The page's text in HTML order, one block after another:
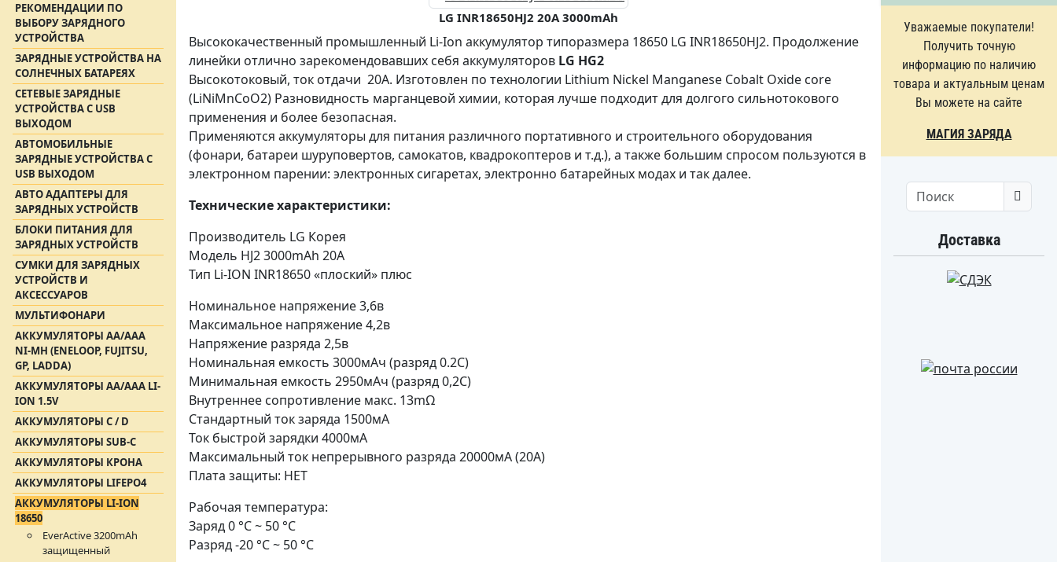
РЕКОМЕНДАЦИИ ПО
ВЫБОРУ ЗАРЯДНОГО
УСТРОЙСТВА
ЗАРЯДНЫЕ УСТРОЙСТВА НА
СОЛНЕЧНЫХ БАТАРЕЯХ
СЕТЕВЫЕ ЗАРЯДНЫЕ
УСТРОЙСТВА С USB
ВЫХОДОМ
АВТОМОБИЛЬНЫЕ
ЗАРЯДНЫЕ УСТРОЙСТВА С
USB ВЫХОДОМ
АВТО АДАПТЕРЫ ДЛЯ
ЗАРЯДНЫХ УСТРОЙСТВ
БЛОКИ ПИТАНИЯ ДЛЯ
ЗАРЯДНЫХ УСТРОЙСТВ
СУМКИ ДЛЯ ЗАРЯДНЫХ
УСТРОЙСТВ И
АКСЕССУАРОВ
МУЛЬТИФОНАРИ
АККУМУЛЯТОРЫ АА/ААА
NI-MH (ENELOOP, FUJITSU,
GP, LADDA)
АККУМУЛЯТОРЫ АА/AAA LI-
ION 1.5V
АККУМУЛЯТОРЫ C / D
АККУМУЛЯТОРЫ SUB-C
АККУМУЛЯТОРЫ КРОНА
АККУМУЛЯТОРЫ LIFEPO4
АККУМУЛЯТОРЫ LI-ION
18650
EverActive 3200mAh
защищенный
LG INR18650HJ2 20A 3000mAh
Высококачественный промышленный Li-Ion аккумулятор типоразмера 18650 LG INR18650HJ2. Продолжение
линейки отлично зарекомендовавших себя аккумуляторов LG HG2
Высокотоковый, ток отдачи 20А. Изготовлен по технологии Lithium Nickel Manganese Cobalt Oxide core
(LiNiMnCoO2) Разновидность марганцевой химии, которая лучше подходит для долгого сильнотокового
применения и более безопасная.
Применяются аккумуляторы для питания различного портативного и строительного оборудования
(фонари, батареи шуруповертов, самокатов, квадрокоптеров и т.д.), а также большим спросом пользуются в
электронном парении: электронных сигаретах, электронно батарейных модах и так далее.
Технические характеристики:
Производитель LG Корея
Модель HJ2 3000mAh 20A
Тип Li-ION INR18650 «плоский» плюс
Номинальное напряжение 3,6в
Максимальное напряжение 4,2в
Напряжение разряда 2,5в
Номинальная емкость 3000мАч (разряд 0.2C)
Минимальная емкость 2950мАч (разряд 0,2С)
Внутреннее сопротивление макс. 13mΩ
Стандартный ток заряда 1500мA
Ток быстрой зарядки 4000мA
Максимальный ток непрерывного разряда 20000мА (20A)
Плата защиты: НЕТ
Рабочая температура:
Заряд 0 °C ~ 50 °C
Разряд -20 °C ~ 50 °C
Уважаемые покупатели!
Получить точную
информацию по наличию
товара и актуальным ценам
Вы можете на сайте
МАГИЯ ЗАРЯДА
Search
Доставка